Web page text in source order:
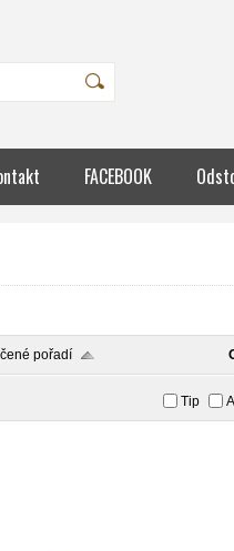
FACEBOOK
pořadí
Tip